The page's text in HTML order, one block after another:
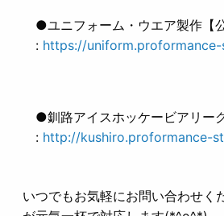
●ユニフォーム・ウエア製作【公
: https://
●釧路アイスホッケービアリー
: http://kushiro.proformance-
いつでもお気軽にお問い合わせく